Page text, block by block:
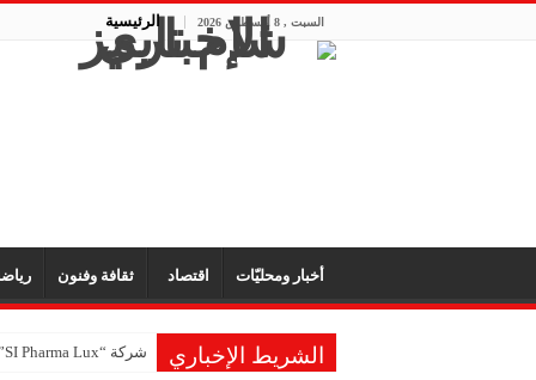
السبت , 8 أغسطس 2026 الرئيسية
أخبار ومحليّات اقتصاد ثقافة وفنون
الشريط الإخباري شركة “SI Pharma Lux”: مشاركتنا في المعرض عززت التواصل مع الشركاء المحليين والدوليين